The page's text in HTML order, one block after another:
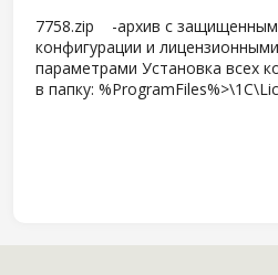
7758.zip -архив с
конфигурации и лицензионными
параметрами Установка всех
в папку: